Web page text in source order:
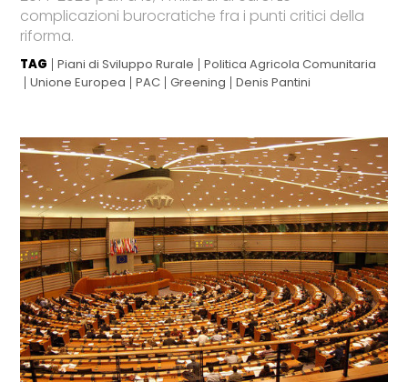
complicazioni burocratiche fra i punti critici della
riforma.
TAG Piani di Sviluppo Rurale
Politica Agricola Comunitaria
Unione Europea
PAC Greening Denis Pantini